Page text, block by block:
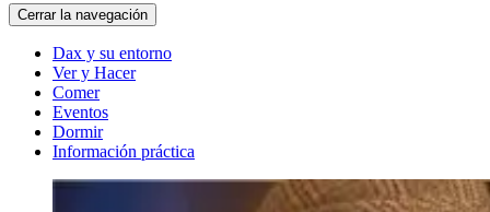
Cerrar la navegación
Dax y su entorno
Ver y Hacer
Comer
Eventos
Dormir
Información práctica